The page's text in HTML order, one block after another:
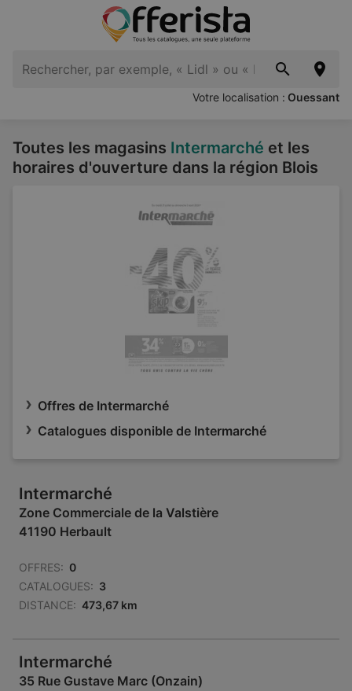
Votre localisation : Ouessant
Toutes les magasins Intermarché et les
horaires d'ouverture dans la région Blois
Offres de Intermarché
Catalogues disponible de Intermarché
Intermarché
Zone Commerciale de la Valstière
41190 Herbault
OFFRES: 0
CATALOGUES: 3
DISTANCE: 473,67 km
Intermarché
35 Rue Gustave Marc (Onzain)